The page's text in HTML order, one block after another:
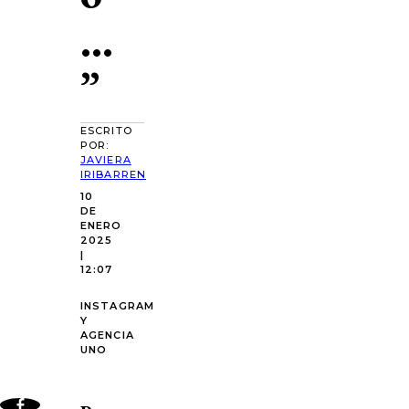
…
”
ESCRITO
POR:
JAVIERA
IRIBARREN
10
DE
ENERO
2025
|
12:07
INSTAGRAM
Y
AGENCIA
UNO